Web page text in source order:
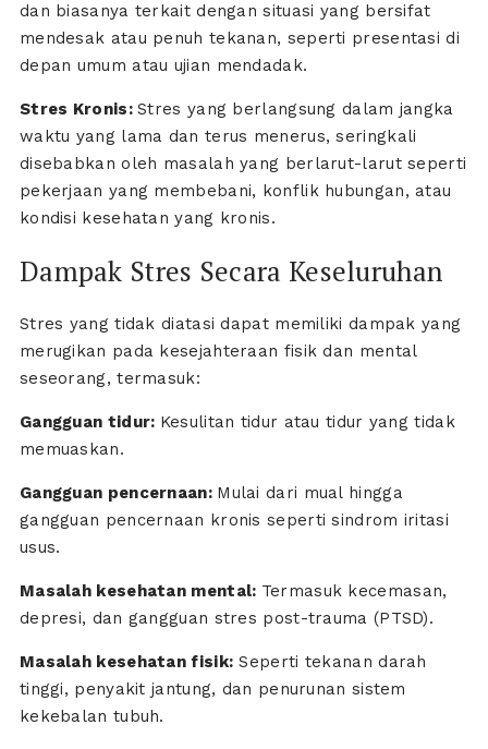
dan biasanya terkait dengan situasi yang bersifat
mendesak atau penuh tekanan, seperti presentasi di
depan umum atau ujian mendadak.
Stres Kronis:Stres yang berlangsung dalam jangka
waktu yang lama dan terus menerus, seringkali
disebabkan oleh masalah yang berlarut-larut seperti
pekerjaan yang membebani, konflik hubungan, atau
kondisi kesehatan yang kronis.
Dampak Stres Secara Keseluruhan
Stres yang tidak diatasi dapat memiliki dampak yang
merugikan pada kesejahteraan fisik dan mental
seseorang, termasuk:
Gangguan tidur: Kesulitan tidur atau tidur yang tidak
memuaskan.
Gangguan pencernaan: Mulai dari mual hingga
gangguan pencernaan kronis seperti sindrom iritasi
usus.
Masalah kesehatan mental: Termasuk kecemasan,
depresi, dan gangguan stres post-trauma (PTSD).
Masalah kesehatan fisik: Seperti tekanan darah
tinggi, penyakit jantung, dan penurunan sistem
kekebalan tubuh.